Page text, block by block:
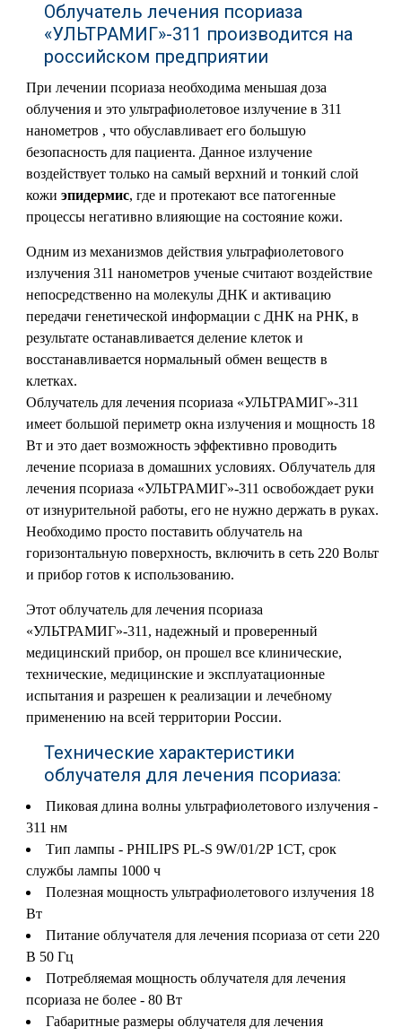
Облучатель лечения псориаза
«УЛЬТРАМИГ»-311 производится на
российском предприятии
При лечении псориаза необходима меньшая доза
облучения и это ультрафиолетовое излучение в 311
нанометров , что обуславливает его большую
безопасность для пациента. Данное излучение
воздействует только на самый верхний и тонкий слой
кожиэпидермис, где и протекают все патогенные
процессы негативно влияющие на состояние кожи.
Одним из механизмов действия ультрафиолетового
излучения 311 нанометров ученые считают воздействие
непосредственно на молекулы ДНК и активацию
передачи генетической информации с ДНК на РНК, в
результате останавливается деление клеток и
восстанавливается нормальный обмен веществ в
клетках.
Облучатель для лечения псориаза «УЛЬТРАМИГ»-311
имеет большой периметр окна излучения и мощность 18
Вт и это дает возможность эффективно проводить
лечение псориаза в домашних условиях. Облучатель для
лечения псориаза «УЛЬТРАМИГ»-311 освобождает руки
от изнурительной работы, его не нужно держать в руках.
Необходимо просто поставить облучатель на
горизонтальную поверхность, включить в сеть 220 Вольт
и прибор готов к использованию.
Этот облучатель для лечения псориаза
«УЛЬТРАМИГ»-311, надежный и проверенный
медицинский прибор, он прошел все клинические,
технические, медицинские и эксплуатационные
испытания и разрешен к реализации и лечебному
применению на всей территории России.
Технические характеристики
облучателя для лечения псориаза:
Пиковая длина волны ультрафиолетового излучения -
311 нм
Тип лампы - PHILIPS PL-S 9W/01/2P 1CT, срок
службы лампы 1000 ч
Полезная мощность ультрафиолетового излучения 18
Вт
Питание облучателя для лечения псориаза от сети 220
В 50 Гц
Потребляемая мощность облучателя для лечения
псориаза не более - 80 Вт
Габаритные размеры облучателя для лечения